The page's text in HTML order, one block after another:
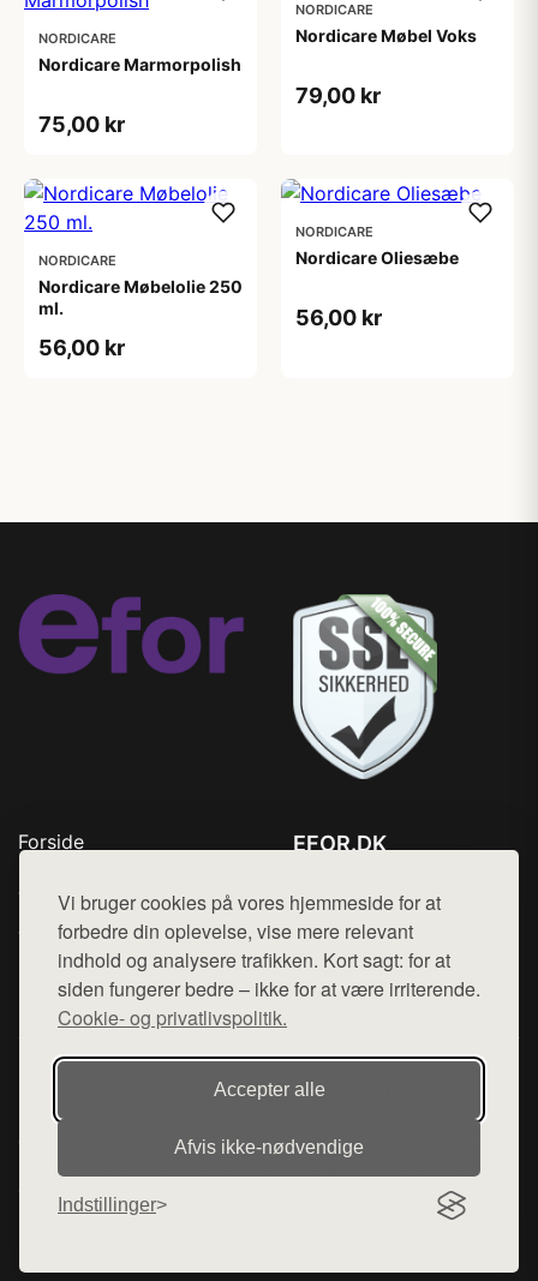
Vi bruger cookies på vores hjemmeside for at
forbedre din oplevelse, vise mere relevant
indhold og analysere trafikken. Kort sagt: for at
siden fungerer bedre – ikke for at være irriterende.
Cookie- og privatlivspolitik.
Accepter alle
Afvis ikke‑nødvendige
Indstillinger
NORDICARE
Nordicare Marmorpolish
75,00 kr
NORDICARE
Nordicare Møbel Voks
79,00 kr
NORDICARE
Nordicare Møbelolie 250
ml.
56,00 kr
NORDICARE
Nordicare Oliesæbe
56,00 kr
Forside
Top Rabatter
Jotun maling
Kontakt
EFOR.DK
Mail: hej@want.dk
Cookie- og privatlivspolitik
Denne side er en del af want.dk, der udgiver en række
hjemmesider med præsentation af forskellige produkter fra
diverse webshops. Der sælges ikke varer fra denne side - vi
henviser til de shops, som sælger varen. Vi har heller ikke
varerne på lager.